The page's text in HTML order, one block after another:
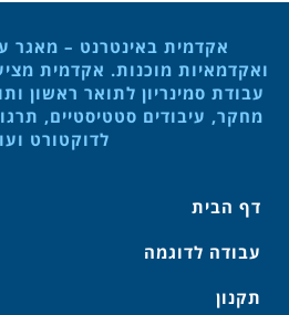
אקדמית באינטרנט – מאגר
ואקדמאיות מוכנות. אקדמית
עבודת סמינריון לתואר ראשון
מחקר, עיבודים סטטיסטיים,
לדוקטורט
דף הבית
עבודה לדוגמה
תקנון